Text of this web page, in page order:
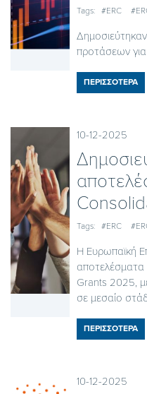
Tags: #ERC
προτάσεων
ΠΕΡΙΣΣΟΤΕΡΑ
10-12-2025
Tags: #ERC
Η Ευρωπαϊκή
Grants 2025,
σε μεσαίο
ΠΕΡΙΣΣΟΤΕΡΑ
10-12-2025